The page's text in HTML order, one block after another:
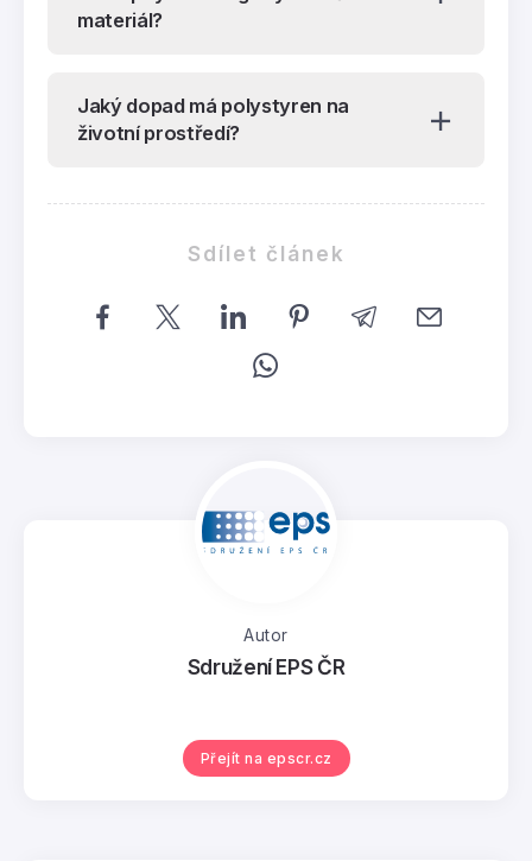
materiál?
Jaký dopad má polystyren na
životní prostředí?
Sdílet článek
Autor
Sdružení EPS ČR
Přejít na epscr.cz